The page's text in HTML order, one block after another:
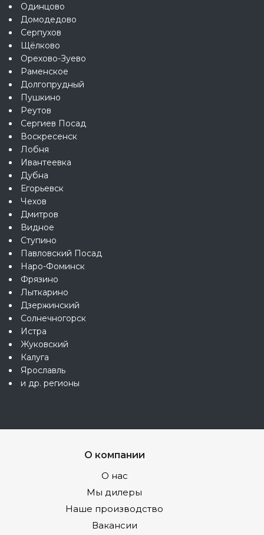
Одинцово
Домодедово
Серпухов
Щёлково
Орехово-Зуево
Раменское
Долгопрудный
Пушкино
Реутов
Сергиев Посад
Воскресенск
Лобня
Ивантеевка
Дубна
Егорьевск
Чехов
Дмитров
Видное
Ступино
Павловский Посад
Наро-Фоминск
Фрязино
Лыткарино
Дзержинский
Солнечногорск
Истра
Жуковский
Калуга
Ярославль
и др. регионы
О компании
О нас
Мы дилеры
Наше производство
Вакансии